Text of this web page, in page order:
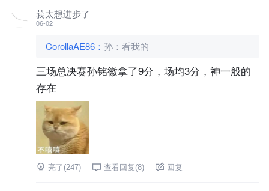
莪太想进步了
06-02
CorollaAE86 ： 孙：看我的
三场总决赛孙铭徽拿了9分，场均3分，神一般的
存在
亮了(247) 查看回复(8) 回复